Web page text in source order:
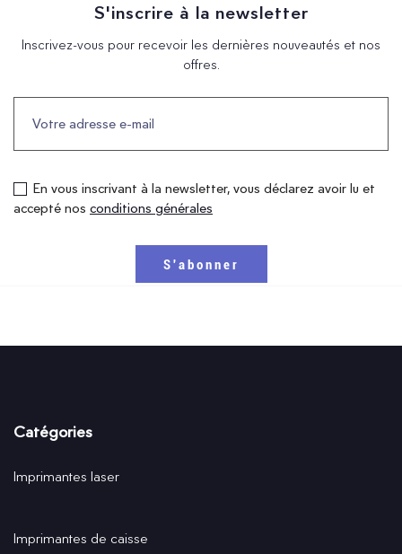
S'inscrire à la newsletter
Inscrivez-vous pour recevoir les dernières nouveautés et nos
offres.
En vous inscrivant à la newsletter, vous déclarez avoir lu et
accepté nos conditions générales
Catégories
Imprimantes laser
Imprimantes de caisse